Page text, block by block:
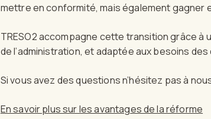
mettre en conformité, mais également gagner
TRESO2 accompagne cette transition grâce
de l’administration, et adaptée aux besoins
Si vous avez des questions n’hésitez pas à
En savoir plus sur les avantages de la réforme